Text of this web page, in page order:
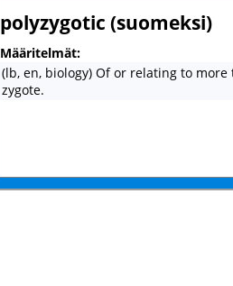
polyzygotic (suomeksi)
Määritelmät:
(lb, en, biology) Of or relating to more
zygote.